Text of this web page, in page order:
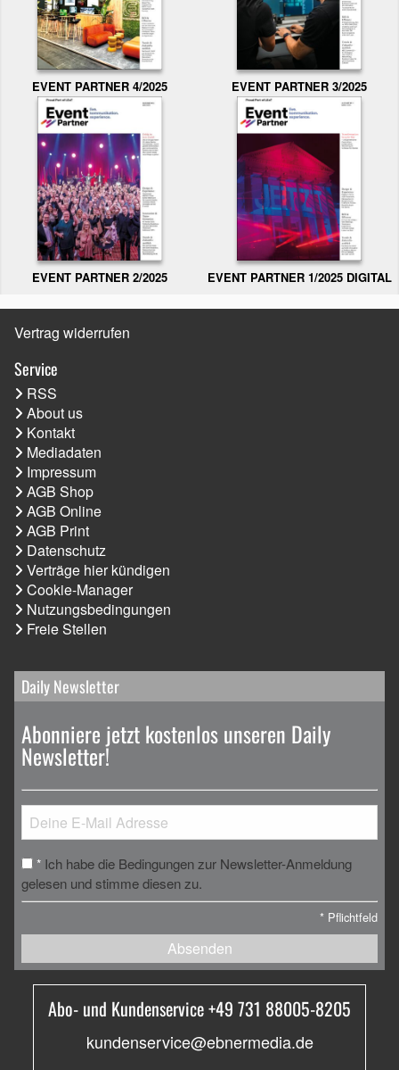
EVENT PARTNER 4/2025 EVENT PARTNER 3/2025
EVENT PARTNER 2/2025 EVENT PARTNER 1/2025 DIGITAL
Vertrag widerrufen
Service
RSS
About us
Kontakt
Mediadaten
Impressum
AGB Shop
AGB Online
AGB Print
Datenschutz
Verträge hier kündigen
Cookie-Manager
Nutzungsbedingungen
Freie Stellen
Daily Newsletter
Abonniere jetzt kostenlos unseren Daily
Newsletter!
* Ich habe die Bedingungen zur Newsletter-Anmeldung
gelesen und stimme diesen zu.
* Pflichtfeld
Absenden
Abo- und Kundenservice +49 731 88005-8205
kundenservice@ebnermedia.de